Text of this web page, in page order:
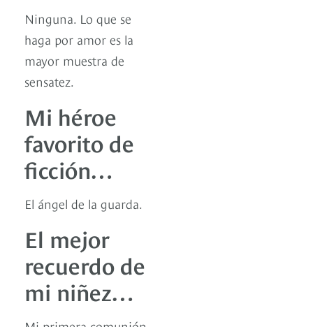
Ninguna. Lo que se
haga por amor es la
mayor muestra de
sensatez.
Mi héroe
favorito de
ficción…
El ángel de la guarda.
El mejor
recuerdo de
mi niñez…